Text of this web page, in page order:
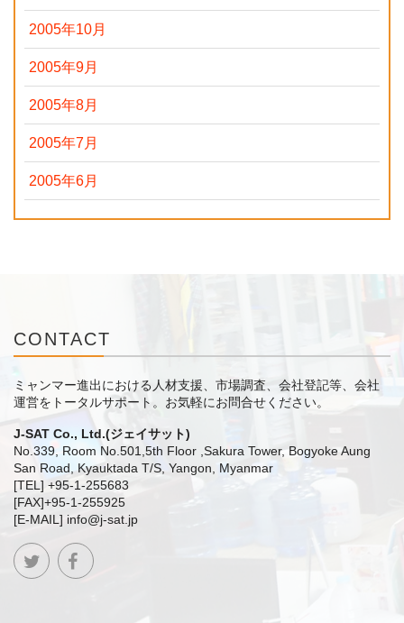
2005年10月
2005年9月
2005年8月
2005年7月
2005年6月
CONTACT
ミャンマー進出における人材支援、市場調査、会社登記等、会社
運営をトータルサポート。 お気軽にお問合せください。
J-SAT Co., Ltd.(ジェイサット)
No.339, Room No.501,5th Floor ,Sakura Tower, Bogyoke Aung
San Road, Kyauktada T/S, Yangon, Myanmar
[TEL] +95-1-255683
[FAX]+95-1-255925
[E-MAIL] info@j-sat.jp